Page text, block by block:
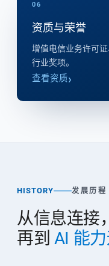
06
资质与荣誉
增值电信业务许可
行业奖项。
查看资质
HISTORY 发展历程
从信息连接
再到 AI 能